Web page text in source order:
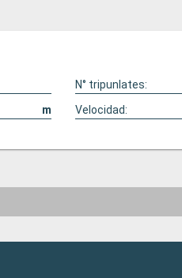
N° tripunlates:
m Velocidad: